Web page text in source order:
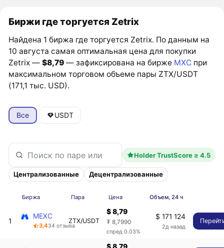
Биржи где торгуется Zetrix
Найдена 1 биржа где торгуется Zetrix. По данным на
10 августа самая оптимальная цена для покупки
Zetrix —$8,79 — зафиксирована на бирже MXC при
максимальном торговом объеме пары ZTX/USDT
(171,1 тыс. USD).
Все USDT
Holder TrustScore ≥ 4.5
Централизованные Децентрализованные
Биржа Пара Цена Объем, 24 ч
1
MEXC
3,434 отзыва
ZTX/USDT
$ 8,79
₮ 8,7990
спред 0.03%
$ 171 124
2д назад